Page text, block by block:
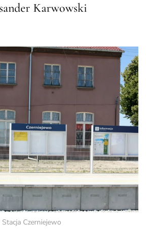
Karwowski
Stacja Czerniejewo